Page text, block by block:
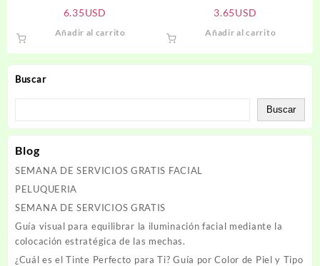
Buscar
Buscar
Blog
SEMANA DE SERVICIOS GRATIS FACIAL
PELUQUERIA
SEMANA DE SERVICIOS GRATIS
Guía visual para equilibrar la iluminación facial mediante la
colocación estratégica de las mechas.
¿Cuál es el Tinte Perfecto para Ti? Guía por Color de Piel y Tipo
6.35USD
Añadir al carrito
3.65USD
Añadir al carrito